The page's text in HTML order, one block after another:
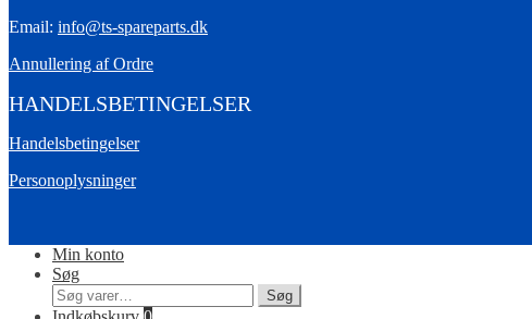
Email: info@ts-spareparts.dk
Annullering af Ordre
HANDELSBETINGELSER
Handelsbetingelser
Personoplysninger
Min konto
Søg
Søg
efter:
Søg